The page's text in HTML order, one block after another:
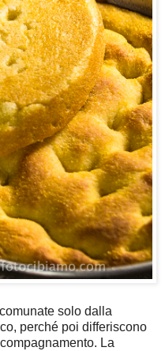
solo dalla
perché poi differiscono
La